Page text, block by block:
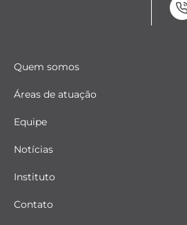
Quem somos
Áreas de atuação
Equipe
Notícias
Instituto
Contato